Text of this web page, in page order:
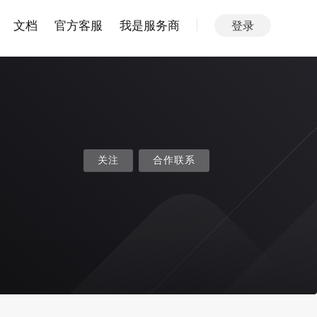
文档 官方客服 我是服务商 登录
关注 合作联系